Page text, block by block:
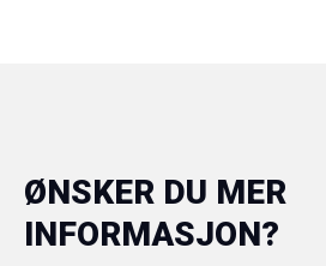
ØNSKER DU MER
INFORMASJON?